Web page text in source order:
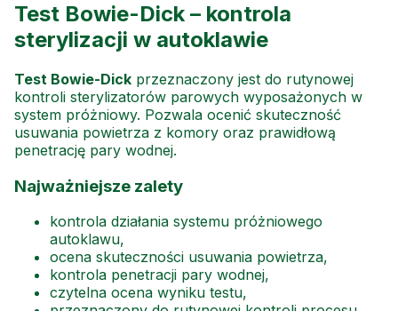
Test Bowie-Dick – kontrola
sterylizacji w autoklawie
Test Bowie-Dick przeznaczony jest do rutynowej
kontroli sterylizatorów parowych wyposażonych w
system próżniowy. Pozwala ocenić skuteczność
usuwania powietrza z komory oraz prawidłową
penetrację pary wodnej.
Najważniejsze zalety
kontrola działania systemu próżniowego
autoklawu,
ocena skuteczności usuwania powietrza,
kontrola penetracji pary wodnej,
czytelna ocena wyniku testu,